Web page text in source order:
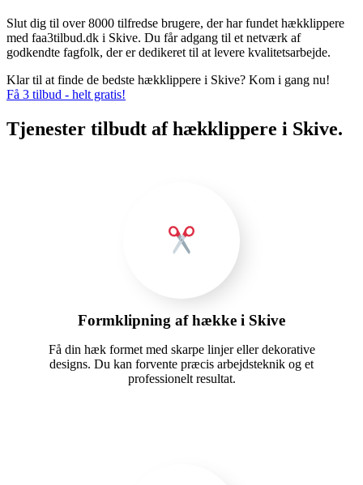
Slut dig til over 8000 tilfredse brugere, der har fundet hækklippere
med faa3tilbud.dk i Skive. Du får adgang til et netværk af
godkendte fagfolk, der er dedikeret til at levere kvalitetsarbejde.
Klar til at finde de bedste hækklippere i Skive? Kom i gang nu!
Få 3 tilbud - helt gratis!
Tjenester tilbudt af hækklippere i Skive.
Formklipning af hække i Skive
Få din hæk formet med skarpe linjer eller dekorative
designs. Du kan forvente præcis arbejdsteknik og et
professionelt resultat.